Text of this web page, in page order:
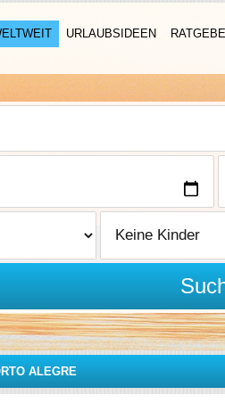
URLAUBSIDEEN
ALEGRE